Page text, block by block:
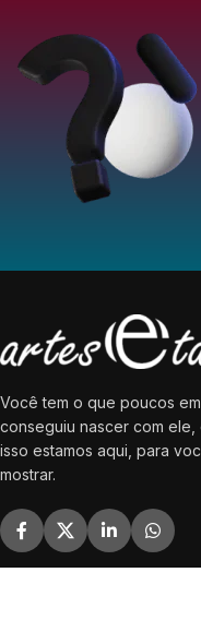
Você tem o que poucos
conseguiu nascer com
isso estamos aqui, para
mostrar.